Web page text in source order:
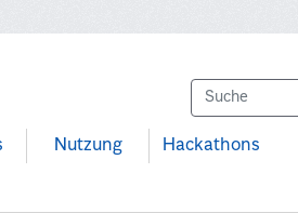
Nutzung Hackathons